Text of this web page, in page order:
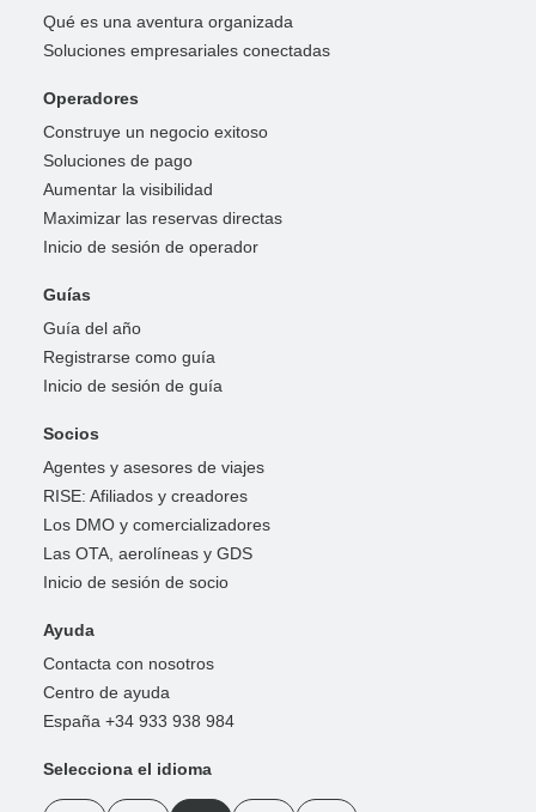
Qué es una aventura organizada
Soluciones empresariales conectadas
Operadores
Construye un negocio exitoso
Soluciones de pago
Aumentar la visibilidad
Maximizar las reservas directas
Inicio de sesión de operador
Guías
Guía del año
Registrarse como guía
Inicio de sesión de guía
Socios
Agentes y asesores de viajes
RISE: Afiliados y creadores
Los DMO y comercializadores
Las OTA, aerolíneas y GDS
Inicio de sesión de socio
Ayuda
Contacta con nosotros
Centro de ayuda
España +34 933 938 984
Selecciona el idioma